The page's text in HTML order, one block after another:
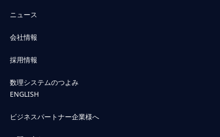
ニュース
会社情報
採用情報
数理システムのつよみ
ENGLISH
ビジネスパートナー企業様へ